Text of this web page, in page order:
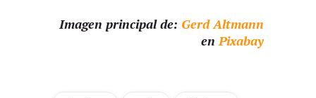
Imagen principal de: Gerd Altmann
en Pixabay